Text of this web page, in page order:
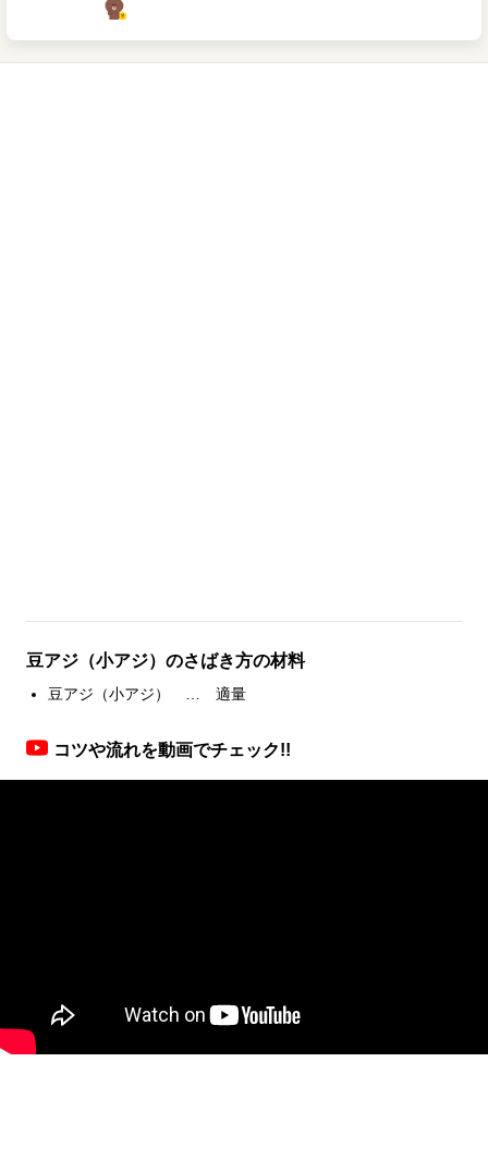
豆アジ（小アジ）のさばき方の材料
豆アジ（小アジ） … 適量
コツや流れを動画でチェック!!